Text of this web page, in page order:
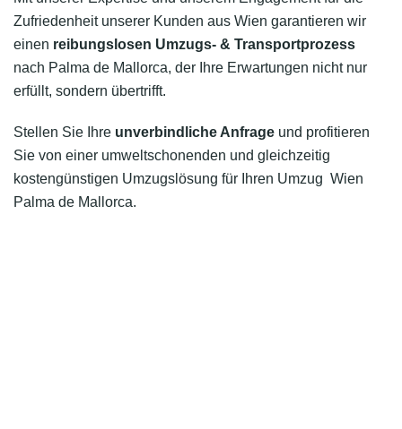
Zufriedenheit unserer Kunden aus Wien garantieren wir
einen reibungslosen Umzugs- & Transportprozess
nach Palma de Mallorca, der Ihre Erwartungen nicht nur
erfüllt, sondern übertrifft.
Stellen Sie Ihre unverbindliche Anfrage und profitieren
Sie von einer umweltschonenden und gleichzeitig
kostengünstigen Umzugslösung für Ihren Umzug Wien
Palma de Mallorca.